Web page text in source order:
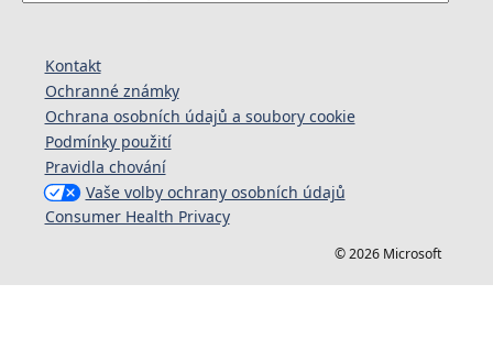
Kontakt
Ochranné známky
Ochrana osobních údajů a soubory cookie
Podmínky použití
Pravidla chování
Vaše volby ochrany osobních údajů
Consumer Health Privacy
© 2026 Microsoft